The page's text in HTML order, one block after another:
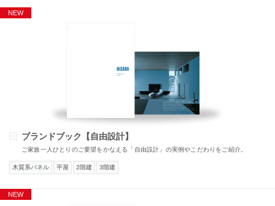
ブランドブック【自由設計】
ご家族一人ひとりのご要望をかなえる「自由設計」の実例やこだわりをご紹介。
木質系パネル 平屋 2階建 3階建